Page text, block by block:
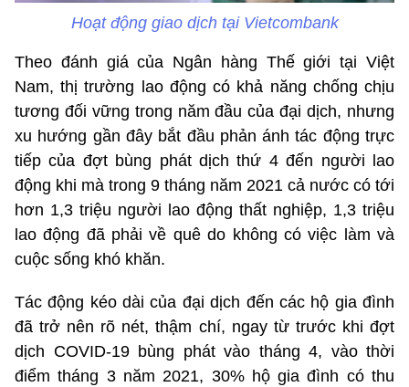
Hoạt động giao dịch tại Vietcombank
Theo đánh giá của Ngân hàng Thế giới tại Việt
Nam, thị trường lao động có khả năng chống chịu
tương đối vững trong năm đầu của đại dịch, nhưng
xu hướng gần đây bắt đầu phản ánh tác động trực
tiếp của đợt bùng phát dịch thứ 4 đến người lao
động khi mà trong 9 tháng năm 2021 cả nước có tới
hơn 1,3 triệu người lao động thất nghiệp, 1,3 triệu
lao động đã phải về quê do không có việc làm và
cuộc sống khó khăn.
Tác động kéo dài của đại dịch đến các hộ gia đình
đã trở nên rõ nét, thậm chí, ngay từ trước khi đợt
dịch COVID-19 bùng phát vào tháng 4, vào thời
điểm tháng 3 năm 2021, 30% hộ gia đình có thu